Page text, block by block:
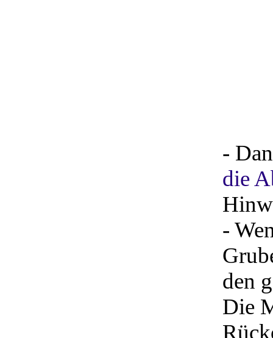
-
die
-
den
Die